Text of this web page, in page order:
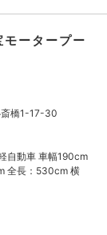
ータープー
斎橋1-17-30
自動車 車幅190cm
全長：530cm 横